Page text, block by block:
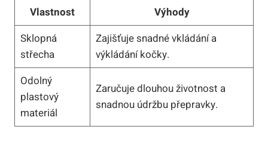
Vlastnost
Výhody
Sklopná
střecha
Zajišťuje snadné vkládání a
výkládání kočky.
Odolný
plastový
materiál
Zaručuje dlouhou životnost a
snadnou údržbu přepravky.